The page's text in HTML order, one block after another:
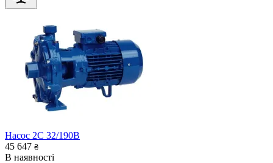
Насос 2C 32/190B
45 647 ₴
В наявності